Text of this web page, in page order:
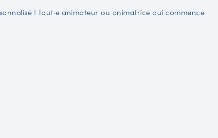
! Tout·e animateur ou animatrice qui commence